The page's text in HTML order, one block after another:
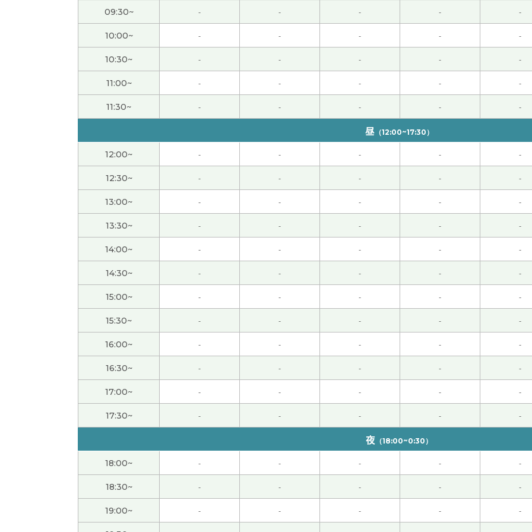
学习汉语没有压力。感觉很开心。所以不知不觉找中国人。下次见吧。
ありがとうございました( 50代 男性 )
好久不见了！今天的上课很开心！下次见😊
老师，谢谢您的课。您说话很慢也很清楚，还给我发拼音，这让我很容易理解。 我觉得这节课非常有意思，也
次的课，下次见！( 50代 男性 )
环球影城里75岁以上的人非常少。以后找一找这个人。下次见吧。 ( 男性 )
ありがとうございました またお願いします( 50代 男性 )
またのご指導よろしくお願いします
授業は分かりやすかったが、WeChatの申請が来るのが授業の３分前ほどと遅く、授業が無いのかと焦って
い。
这节课也很有趣、谢啦老师。 我期待着下节老师的课。
谢谢。下次见吧。( 男性 )
谢谢老师。虽然是第一次，但是因为按照我的水平说话，所以非常开心，也学到了很多东西。在老师亲切的氛
40代 女性 )
今天的課也很有趣。因為我需要一邊想一邊說，你都很有耐心地等我，還會在適合的時候給我建議。你真是
我知道了刚才说的电影的名字。 那是大圣归来、老师知道吗？ 我看的是今年、大概是10年前的电影吧。 今天
男性 )
谢谢您，汉语会话很难，可是上课很开心。我理解了老师的解释，老师给我教的句子很有益。下次再见。 ( 50
谢谢！下次见！( 女性 )
09:30~ - - - - -
10:00~ - - - - -
10:30~ - - - - -
11:00~ - - - - -
11:30~ - - - - -
昼（12:00~17:30）
12:00~ - - - - -
12:30~ - - - - -
13:00~ - - - - -
13:30~ - - - - -
14:00~ - - - - -
14:30~ - - - - -
15:00~ - - - - -
15:30~ - - - - -
16:00~ - - - - -
16:30~ - - - - -
17:00~ - - - - -
17:30~ - - - - -
夜 （18:00~0:30）
18:00~ - - - - -
18:30~ - - - - -
19:00~ - - - - -